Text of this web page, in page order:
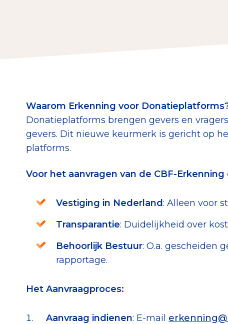
Waarom Erkenning voor
Donatieplatforms brengen gevers en
gevers. Dit nieuwe keurmerk is gericht op
platforms.
Voor het aanvragen van de CBF-
Vestiging in Nederland: Alleen voor
Transparantie: Duidelijkheid over
Behoorlijk Bestuur: O.a. gescheiden
rapportage.
Het Aanvraagproces:
Aanvraag indienen: E-mail